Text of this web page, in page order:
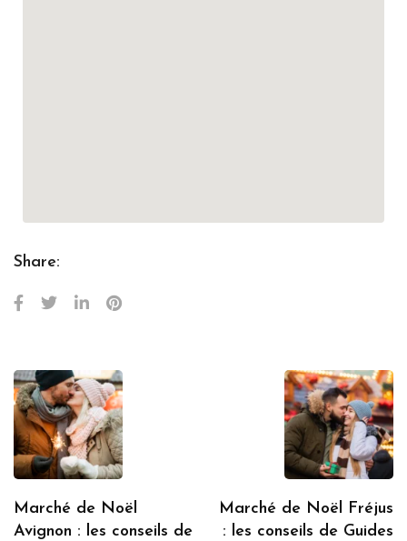
Share:
Marché de Noël
Avignon : les conseils de
Marché de Noël Fréjus
: les conseils de Guides